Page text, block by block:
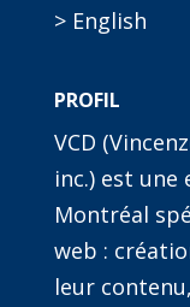
> English
PROFIL
VCD
inc.) est
Montréal
web :
leur